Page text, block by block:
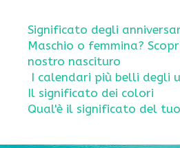
Significato degli
Maschio o femmina?
nostro nascituro
I calendari più belli degli
Il significato dei colori
Qual'è il significato del